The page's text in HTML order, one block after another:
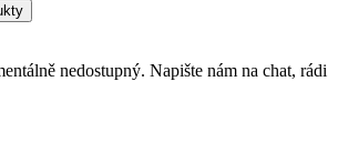
nedostupný. Napište nám na chat, rádi